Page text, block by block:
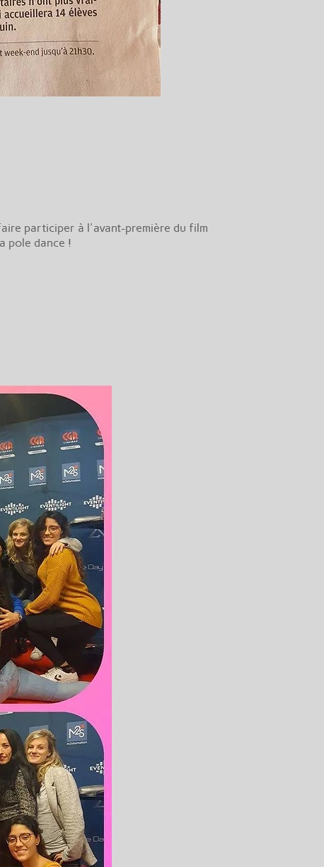
participer à l'avant-première du film
pole dance !